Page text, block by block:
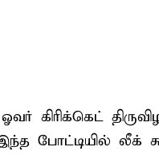
கிரிக்கெட்
போட்டியில் லீக்